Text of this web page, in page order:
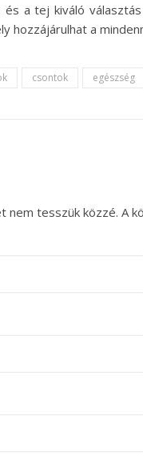
és a tej kiváló
hozzájárulhat a
csontok egészség
nem tesszük közzé. A